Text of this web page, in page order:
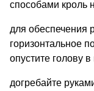
способами кроль
для обеспечения
горизонтальное
опустите голову в
догребайте